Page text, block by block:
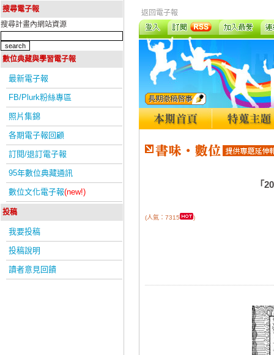
搜尋電子報
搜尋計畫內網站資源
數位典藏與學習電子報
最新電子報
FB/Plurk粉絲專區
照片集錦
各期電子報回顧
訂閱/退訂電子報
95年數位典藏通訊
數位文化電子報(new!)
投稿
我要投稿
投稿說明
讀者意見回饋
返回電子報
「
(人氣：7315 )